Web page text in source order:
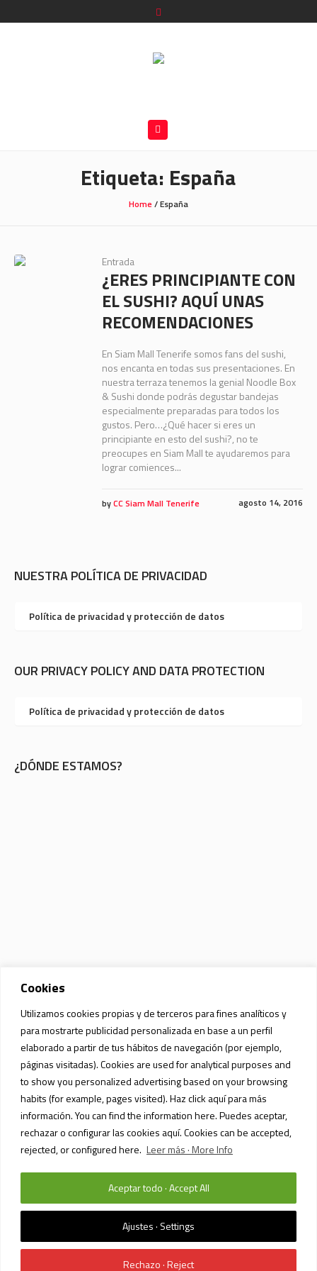
Cookies
Utilizamos cookies propias y de terceros para fines analíticos y
para mostrarte publicidad personalizada en base a un perfil
elaborado a partir de tus hábitos de navegación (por ejemplo,
páginas visitadas). Cookies are used for analytical purposes and
to show you personalized advertising based on your browsing
habits (for example, pages visited). Haz click aquí para más
información. You can find the information here. Puedes aceptar,
rechazar o configurar las cookies aquí. Cookies can be accepted,
rejected, or configured here. Leer más · More Info
Ajustes · Settings
Rechazo · Reject
Aceptar todo · Accept All
Etiqueta: España
Home/España
Entrada
¿ERES PRINCIPIANTE CON
EL SUSHI? AQUÍ UNAS
RECOMENDACIONES
En Siam Mall Tenerife somos fans del sushi,
nos encanta en todas sus presentaciones. En
nuestra terraza tenemos la genial Noodle Box
& Sushi donde podrás degustar bandejas
especialmente preparadas para todos los
gustos. Pero…¿Qué hacer si eres un
principiante en esto del sushi?, no te
preocupes en Siam Mall te ayudaremos para
lograr comiences...
agosto 14, 2016
byCC Siam Mall Tenerife
NUESTRA POLÍTICA DE PRIVACIDAD
Política de privacidad y protección de datos
OUR PRIVACY POLICY AND DATA PROTECTION
Política de privacidad y protección de datos
¿DÓNDE ESTAMOS?
POLÍTICA DE PRIVACIDAD Y PROTECCIÓN DE DATOS